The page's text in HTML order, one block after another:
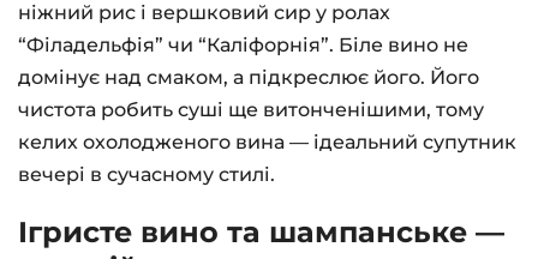
ніжний рис і вершковий сир у ролах
“Філадельфія” чи “Каліфорнія”. Біле вино не
домінує над смаком, а підкреслює його. Його
чистота робить суші ще витонченішими, тому
келих охолодженого вина — ідеальний супутник
вечері в сучасному стилі.
Ігристе вино та шампанське —